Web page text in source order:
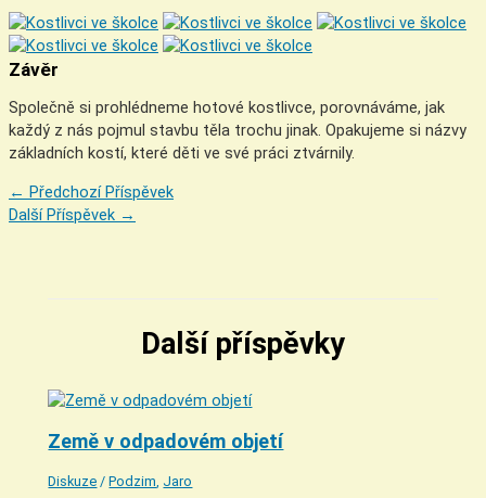
Závěr
Společně si prohlédneme hotové kostlivce, porovnáváme, jak
každý z nás pojmul stavbu těla trochu jinak. Opakujeme si názvy
základních kostí, které děti ve své práci ztvárnily.
← Předchozí Příspěvek
Další Příspěvek →
Další příspěvky
Země v odpadovém objetí
Diskuze /Podzim, Jaro